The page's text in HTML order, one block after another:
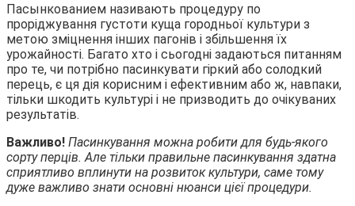
Пасынкованием називають процедуру по
проріджування густоти куща городньої культури з
метою зміцнення інших пагонів і збільшення їх
урожайності. Багато хто і сьогодні задаються питанням
про те, чи потрібно пасинкувати гіркий або солодкий
перець, є ця дія корисним і ефективним або ж, навпаки,
тільки шкодить культурі і не призводить до очікуваних
результатів.
Важливо! Пасинкування можна робити для будь-якого
сорту перців. Але тільки правильне пасинкування здатна
сприятливо вплинути на розвиток культури, саме тому
дуже важливо знати основні нюанси цієї процедури.